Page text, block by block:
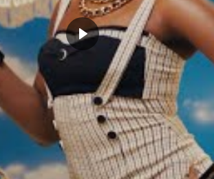
un spacing des Knicks qui ne brille
cette preview, qui vous aura
Dorénavant, place à la
!